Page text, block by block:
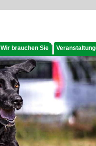
Wir brauchen Sie